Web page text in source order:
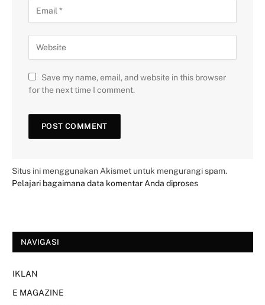
Save my name, email, and website in this browser
for the next time I comment.
Situs ini menggunakan Akismet untuk mengurangi spam.
Pelajari bagaimana data komentar Anda diproses
NAVIGASI
IKLAN
E MAGAZINE